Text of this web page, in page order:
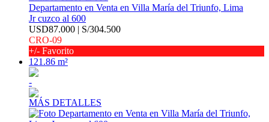
Departamento en Venta en Villa María del Triunfo, Lima
Jr cuzco al 600
USD87.000 | S/304.500
CRO-09
+/- Favorito
121.86 m²
-
MÁS DETALLES